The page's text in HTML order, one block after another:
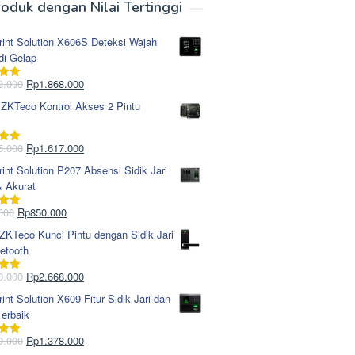
dengan Nilai Tertinggi
Solution X606S Deteksi Wajah
Gelap
5.00
Harga
aslinya
adalah:
Rp1.868.000Harga
saat
ini
Rp1.868.000.
Kontrol Akses 2 Pintu
5.00
Harga
aslinya
adalah:
Rp1.695.000.
Rp1.617.000Harga
saat
ini
Solution P207 Absensi Sidik Jari
Akurat
5.00Harga
aslinya
adalah:
Rp965.000.
Rp850.000Harga
saat
ini
Rp850.000.
Kunci Pintu dengan Sidik Jari
5.00
Harga
aslinya
adalah:
Rp2.750.000.
Rp2.668.000Harga
saat
ini
Rp2.668.000.
Solution X609 Fitur Sidik Jari dan
5.00
Harga
Rp1.378.000Harga